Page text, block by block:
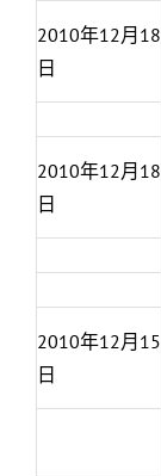
2010年12月18
日
2010年12月18
日
2010年12月15
日